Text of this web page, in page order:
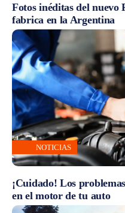
Fotos inéditas del nuevo
fabrica en la Argentina
NOTICIAS
¡Cuidado! Los
en el motor de tu auto